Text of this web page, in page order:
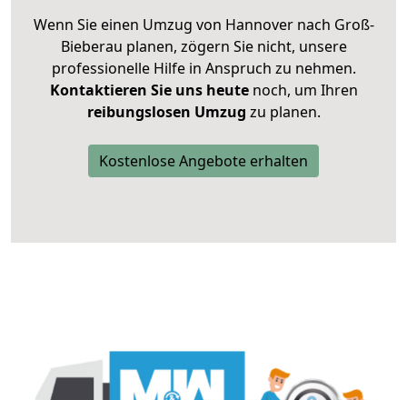
Wenn Sie einen Umzug von Hannover nach Groß-
Bieberau planen, zögern Sie nicht, unsere
professionelle Hilfe in Anspruch zu nehmen.
Kontaktieren Sie uns heutenoch, um Ihren
reibungslosen Umzug zu planen.
Kostenlose Angebote erhalten